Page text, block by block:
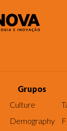
Grupos
Culture
Demography